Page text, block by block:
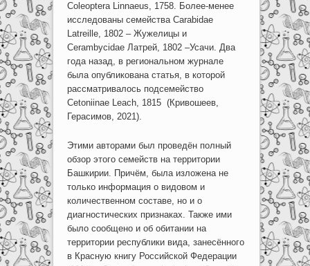
Coleoptera Linnaeus, 1758. Более-менее
исследованы семейства Carabidae
Latreille, 1802 – Жужелицы и
Cerambycidae Латрей, 1802 –Усачи. Два
года назад, в региональном журнале
была опубликована статья, в которой
рассматривалось подсемейство
Cetoniinae Leach, 1815 (Кривошеев,
Герасимов, 2021).
Этими авторами был проведён полный
обзор этого семейств на территории
Башкирии. Причём, была изложена не
только информация о видовом и
количественном составе, но и о
диагностических признаках. Также ими
было сообщено и об обитании на
территории республики вида, занесённого
в Красную книгу Российской Федерации